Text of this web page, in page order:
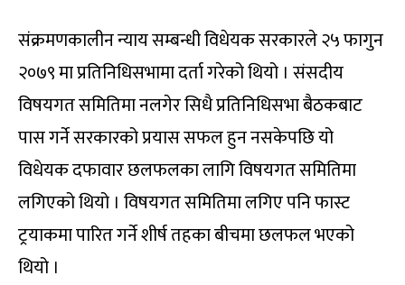
संक्रमणकालीन न्याय सम्बन्धी विधेयक सरकारले २५ फागुन
२०७९ मा प्रतिनिधिसभामा दर्ता गरेको थियो । संसदीय
विषयगत समितिमा नलगेर सिधै प्रतिनिधिसभा बैठकबाट
पास गर्ने सरकारको प्रयास सफल हुन नसकेपछि यो
विधेयक दफावार छलफलका लागि विषयगत समितिमा
लगिएको थियो । विषयगत समितिमा लगिए पनि फास्ट
ट्रयाकमा पारित गर्ने शीर्ष तहका बीचमा छलफल भएको
थियो ।